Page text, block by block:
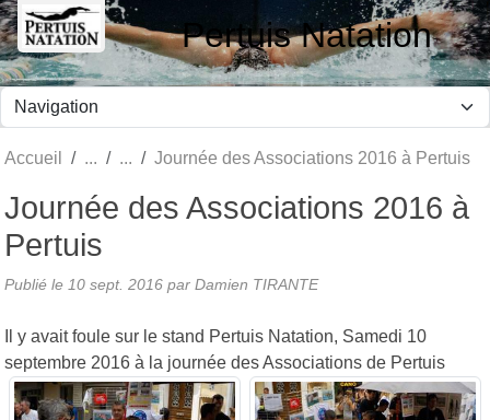
Pertuis Natation
Accueil Journée des Associations 2016 à Pertuis
Journée des Associations 2016 à
Pertuis
Publié le 10 sept. 2016 par Damien TIRANTE
Il y avait foule sur le stand Pertuis Natation, Samedi 10
septembre 2016 à la journée des Associations de Pertuis
Panneau de gestion des cookies